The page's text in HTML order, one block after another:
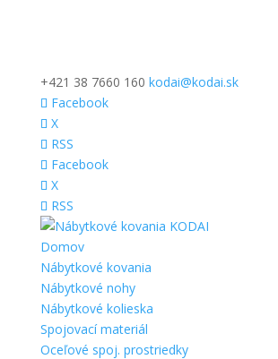
+421 38 7660 160 kodai@kodai.sk
Facebook
X
RSS
Facebook
X
RSS
Domov
Nábytkové kovania
Nábytkové nohy
Nábytkové kolieska
Spojovací materiál
Oceľové spoj. prostriedky